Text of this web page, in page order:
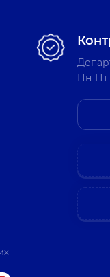
Пн-Пт